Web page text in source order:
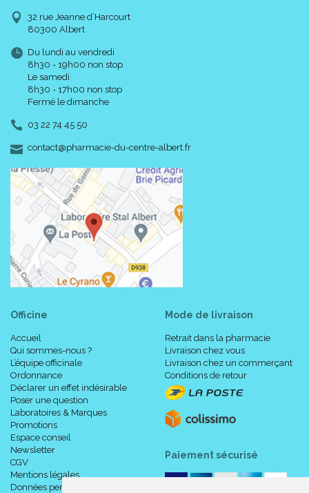
32 rue Jeanne d’Harcourt
80300 Albert
Du lundi au vendredi
8h30 - 19h00 non stop
Le samedi
8h30 - 17h00 non stop
Fermé le dimanche
03 22 74 45 50
contact-
@-
pharmacie-du-centre-albert.fr
Officine
Accueil
Qui sommes-nous ?
L’équipe officinale
Ordonnance
Déclarer un effet indésirable
Poser une question
Laboratoires & Marques
Promotions
Espace conseil
Newsletter
CGV
Mentions légales
Données personnelles
Mode de livraison
Retrait dans la pharmacie
Livraison chez vous
Livraison chez un commerçant
Conditions de retour
Paiement sécurisé